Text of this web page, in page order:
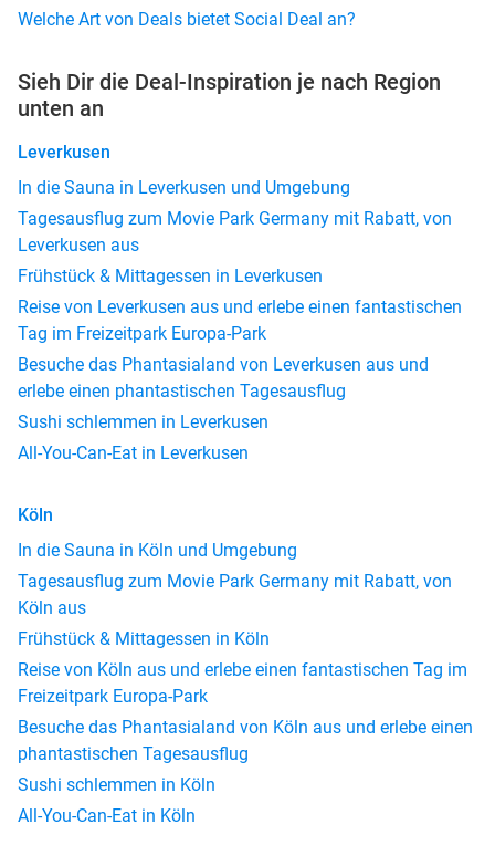
Welche Art von Deals bietet Social Deal an?
Sieh Dir die Deal-Inspiration je nach Region
unten an
Leverkusen
In die Sauna in Leverkusen und Umgebung
Tagesausflug zum Movie Park Germany mit Rabatt, von
Leverkusen aus
Frühstück & Mittagessen in Leverkusen
Reise von Leverkusen aus und erlebe einen fantastischen
Tag im Freizeitpark Europa-Park
Besuche das Phantasialand von Leverkusen aus und
erlebe einen phantastischen Tagesausflug
Sushi schlemmen in Leverkusen
All-You-Can-Eat in Leverkusen
Köln
In die Sauna in Köln und Umgebung
Tagesausflug zum Movie Park Germany mit Rabatt, von
Köln aus
Frühstück & Mittagessen in Köln
Reise von Köln aus und erlebe einen fantastischen Tag im
Freizeitpark Europa-Park
Besuche das Phantasialand von Köln aus und erlebe einen
phantastischen Tagesausflug
Sushi schlemmen in Köln
All-You-Can-Eat in Köln